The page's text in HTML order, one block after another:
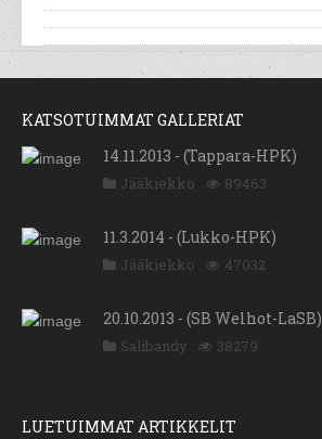
KATSOTUIMMAT GALLERIAT
14.11.2013 - (Tappara-HPK)
Jääkiekko 89463
11.3.2014 - (Lukko-HPK)
Jääkiekko 47032
20.10.2013 - (SB Welhot-LaSB)
Salibandy 38279
LUETUIMMAT ARTIKKELIT